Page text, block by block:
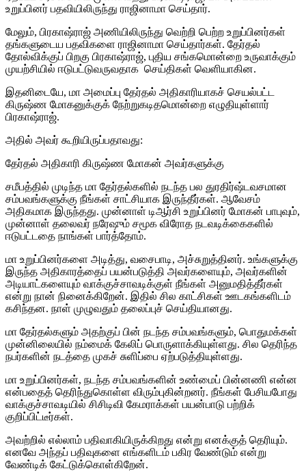
உறுப்பினர் பதவியிலிருந்து ராஜினாமா செய்தார்.
மேலும், பிரகாஷ்ராஜ் அணியிலிருந்து வெற்றி பெற்ற உறுப்பினர்கள்
தங்களுடைய பதவிகளை ராஜினாமா செய்தார்கள். தேர்தல்
தோல்விக்குப் பிறகு பிரகாஷ்ராஜ், புதிய சங்கமொன்றை உருவாக்கும்
முயற்சியில் ஈடுபட்டுவருவதாக செய்திகள் வெளியாகின.
இதனிடையே, மா அமைப்பு தேர்தல் அதிகாரியாகச் செயல்பட்ட
கிருஷ்ண மோகனுக்குக் நேற்றுகடிதமொன்றை எழுதியுள்ளார்
பிரகாஷ்ராஜ்.
அதில் அவர் கூறியிருப்பதாவது:
தேர்தல் அதிகாரி கிருஷ்ண மோகன் அவர்களுக்கு
சமீபத்தில் முடிந்த மா தேர்தல்களில் நடந்த பல துரதிர்ஷ்டவசமான
சம்பவங்களுக்கு நீங்கள் சாட்சியாக இருந்தீர்கள். ஆவேசம்
அதிகமாக இருந்தது. முன்னாள் டிஆர்சி உறுப்பினர் மோகன் பாபுவும்,
முன்னாள் தலைவர் நரேஷும் சமூக விரோத நடவடிக்கைகளில்
ஈடுபட்டதை நாங்கள் பார்த்தோம்.
மா உறுப்பினர்களை அடித்து, வசைபாடி, அச்சுறுத்தினர். உங்களுக்கு
இருந்த அதிகாரத்தைப் பயன்படுத்தி அவர்களையும், அவர்களின்
அடியாட்களையும் வாக்குச்சாவடிக்குள் நீங்கள் அனுமதித்தீர்கள்
என்று நான் நினைக்கிறேன். இதில் சில காட்சிகள் ஊடகங்களிடம்
கசிந்தன. நாள் முழுவதும் தலைப்புச் செய்தியானது.
மா தேர்தல்களும் அதற்குப் பின் நடந்த சம்பவங்களும், பொதுமக்கள்
முன்னிலையில் நம்மைக் கேலிப் பொருளாக்கியுள்ளது. சில தெரிந்த
நபர்களின் நடத்தை முகச் சுளிப்பை ஏற்படுத்தியுள்ளது.
மா உறுப்பினர்கள், நடந்த சம்பவங்களின் உண்மைப் பின்னணி என்ன
என்பதைத் தெரிந்துகொள்ள விரும்புகின்றனர். நீங்கள் பேசியபோது
வாக்குச்சாவடியில் சிசிடிவி கேமராக்கள் பயன்பாடு பற்றிக்
குறிப்பிட்டீர்கள்.
அவற்றில் எல்லாம் பதிவாகியிருக்கிறது என்று எனக்குத் தெரியும்.
எனவே அந்தப் பதிவுகளை எங்களிடம் பகிர வேண்டும் என்று
வேண்டிக் கேட்டுக்கொள்கிறேன்.